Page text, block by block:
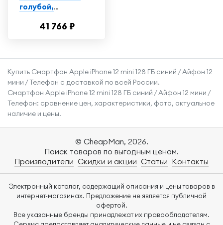
голубой,
образец, экран
41 766 ₽
Купить Смартфон Apple iPhone 12 mini 128 ГБ синий / Айфон 12
мини / Телефон с доставкой по всей России.
Смартфон Apple iPhone 12 mini 128 ГБ синий / Айфон 12 мини /
Телефон: сравнение цен, характеристики, фото, актуальное
наличие и цены.
© CheapMan, 2026.
Поиск товаров по выгодным ценам.
Производители Скидки и акции Статьи Контакты
Электронный каталог, содержащий описания и цены товаров в
интернет-магазинах. Предложение не является публичной
офертой.
Все указанные бренды принадлежат их правообладателям.